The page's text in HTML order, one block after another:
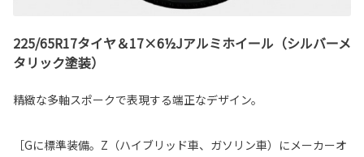
225/65R17タイヤ＆17×6½Jアルミホイール（シルバーメ
タリック塗装）
精緻な多軸スポークで表現する端正なデザイン。
［Gに標準装備。Z（ハイブリッド車、ガソリン車）にメーカーオ